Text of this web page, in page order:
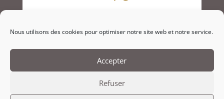
Nous utilisons des cookies pour optimiser notre site web et notre service.
Accepter
Refuser